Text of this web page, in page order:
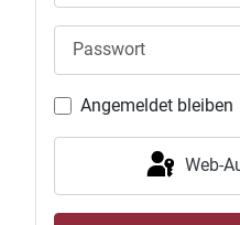
Angemeldet bleiben
Web-